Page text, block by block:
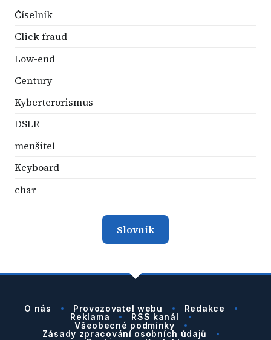
Číselník
Click fraud
Low-end
Century
Kyberterorismus
DSLR
menšitel
Keyboard
char
Slovník
O nás Provozovatel webu
Redakce
Reklama
RSS kanál
Všeobecné podmínky
Zásady zpracování osobních údajů